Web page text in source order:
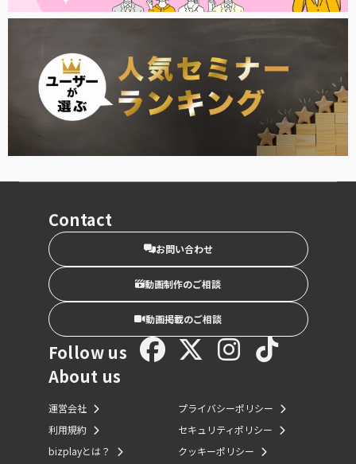
Contact
お問い合わせ
動画制作のご相談
動画掲載のご相談
Follow us
About us
運営会社
利用規約
bizplayとは？
プライバシーポリシー
セキュリティポリシー
クッキーポリシー